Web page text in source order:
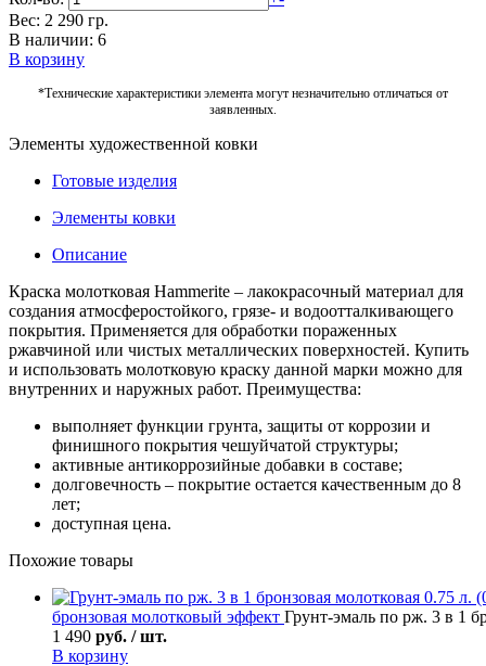
Вес: 2 290 гр.
В наличии: 6
В корзину
*Технические характеристики элемента могут незначительно отличаться от
заявленных.
Элементы художественной ковки
Готовые изделия
Элементы ковки
Описание
Краска молотковая Hammerite – лакокрасочный материал для
создания атмосферостойкого, грязе- и водоотталкивающего
покрытия. Применяется для обработки пораженных
ржавчиной или чистых металлических поверхностей. Купить
и использовать молотковую краску данной марки можно для
внутренних и наружных работ. Преимущества:
выполняет функции грунта, защиты от коррозии и
финишного покрытия чешуйчатой структуры;
активные антикоррозийные добавки в составе;
долговечность – покрытие остается качественным до 8
лет;
доступная цена.
Похожие товары
бронзовая молотковый эффект Грунт-эмаль по рж. 3 в 1
1 490 руб. / шт.
В корзину